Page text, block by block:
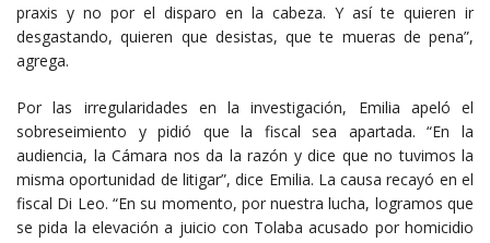
praxis y no por el disparo en la cabeza. Y así te quieren ir
desgastando, quieren que desistas, que te mueras de pena”,
agrega.
Por las irregularidades en la investigación, Emilia apeló el
sobreseimiento y pidió que la fiscal sea apartada. “En la
audiencia, la Cámara nos da la razón y dice que no tuvimos la
misma oportunidad de litigar”, dice Emilia. La causa recayó en el
fiscal Di Leo. “En su momento, por nuestra lucha, logramos que
se pida la elevación a juicio con Tolaba acusado por homicidio